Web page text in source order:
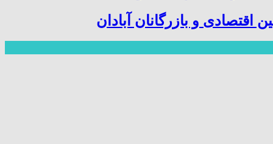
و بازرگانان آبادان